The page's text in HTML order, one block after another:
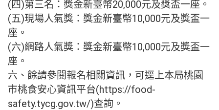
(四)第三名：獎金新臺幣20,000元及獎盃一座。
(五)現場人氣獎：獎金新臺幣10,000元及獎盃一
座。
(六)網路人氣獎：獎金新臺幣10,000元及獎盃一
座。
六、餘請參閱報名相關資訊，可逕上本局桃園
市桃食安心資訊平台(https://food-
safety.tycg.gov.tw/)查詢。